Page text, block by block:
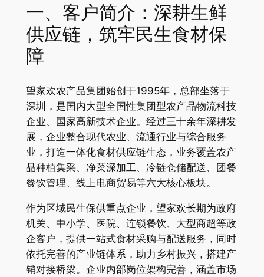
一、客户简介：深耕生鲜
供应链，筑牢民生食材保
障
望家欢农产品集团始创于1995年，总部坐落于
深圳，是国内大型全国性集团型农产品物流科技
企业、国家高新技术企业。经过三十余年深耕发
展，企业整合现代农业、流通行业与综合服务
业，打造一体化食材供应链生态，业务覆盖农产
品种植集采、净菜深加工、冷链仓储配送、团餐
餐饮管理、线上电商贸易等六大核心板块。
作为区域民生保供重点企业，望家欢长期为政府
机关、中小学、医院、连锁餐饮、大型商超等政
企客户，提供一站式食材采购与配送服务，同时
依托完善的产业链体系，助力乡村振兴，搭建产
销对接桥梁。企业内部岗位架构完善，涵盖市场